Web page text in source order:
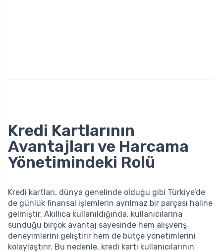
Kredi Kartlarının
Avantajları ve Harcama
Yönetimindeki Rolü
Kredi kartları, dünya genelinde olduğu gibi Türkiye’de
de günlük finansal işlemlerin ayrılmaz bir parçası haline
gelmiştir. Akıllıca kullanıldığında, kullanıcılarına
sunduğu birçok avantaj sayesinde hem alışveriş
deneyimlerini geliştirir hem de bütçe yönetimlerini
kolaylaştırır. Bu nedenle, kredi kartı kullanıcılarının